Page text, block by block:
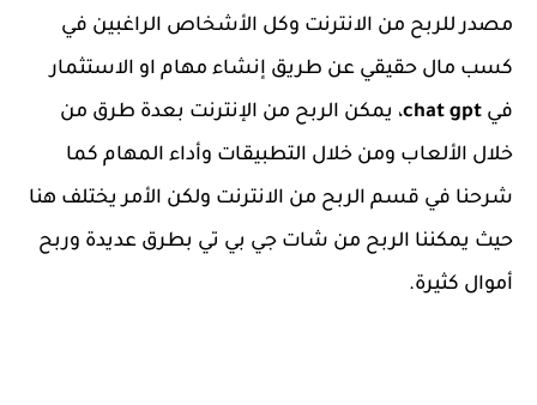
مصدر للربح من الانترنت وكل الأشخاص الراغبين في
كسب مال حقيقي عن طريق إنشاء مهام او الاستثمار
في chat gpt، يمكن الربح من الإنترنت بعدة طرق من
خلال الألعاب ومن خلال التطبيقات وأداء المهام كما
شرحنا في قسم الربح من الانترنت ولكن الأمر يختلف هنا
حيث يمكننا الربح من شات جي بي تي بطرق عديدة وربح
أموال كثيرة.